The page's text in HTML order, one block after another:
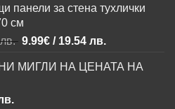
панели за стена тухлички
см
Original
was:
9.99€/ 19.54 лв.
е:
МИГЛИ НА ЦЕНАТА НА